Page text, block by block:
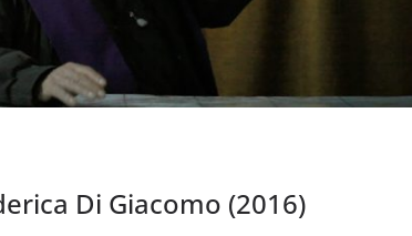
Di Giacomo (2016)